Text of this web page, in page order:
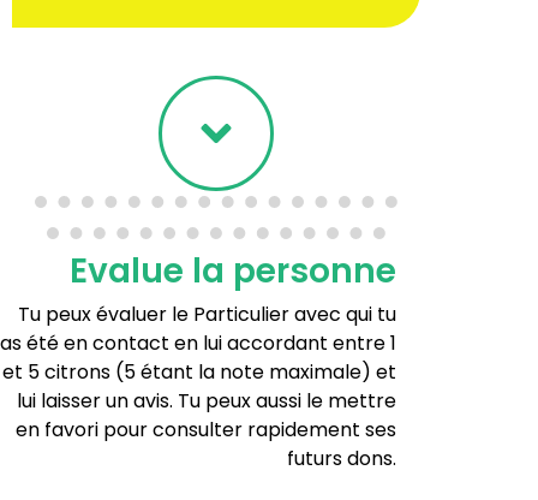
Evalue la personne
Tu peux évaluer le Particulier avec qui tu
as été en contact en lui accordant entre 1
et 5 citrons (5 étant la note maximale) et
lui laisser un avis. Tu peux aussi le mettre
en favori pour consulter rapidement ses
futurs dons.